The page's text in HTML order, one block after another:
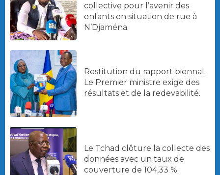
collective pour l’avenir des
enfants en situation de rue à
N’Djaména.
Restitution du rapport biennal.
Le Premier ministre exige des
résultats et de la redevabilité.
Le Tchad clôture la collecte des
données avec un taux de
couverture de 104,33 %.